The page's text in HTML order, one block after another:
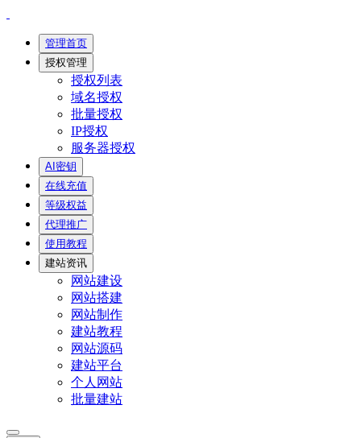
管理首页
授权管理
授权列表
域名授权
批量授权
IP授权
服务器授权
AI密钥
在线充值
等级权益
代理推广
使用教程
建站资讯
网站建设
网站搭建
网站制作
建站教程
网站源码
建站平台
个人网站
批量建站